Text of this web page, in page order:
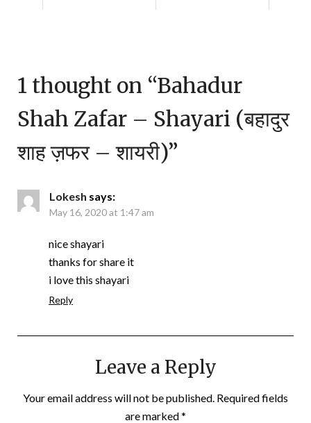
1 thought on “Bahadur
Shah Zafar – Shayari (बहादुर
शाह ज़फर – शायरी)”
Lokesh says:
May 16, 2020 at 1:47 am
nice shayari
thanks for share it
i love this shayari
Reply
Leave a Reply
Your email address will not be published. Required fields
are marked*